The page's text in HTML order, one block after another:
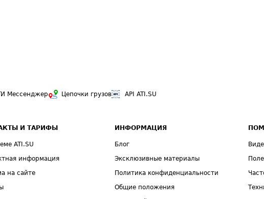
Мессенджер Цепочки грузов API ATI.SU
И ТАРИФЫ
ATI.SU
информация
на сайте
ИНФОРМАЦИЯ
Блог
Эксклюзивные материалы
Политика конфиденциальности
Общие положения